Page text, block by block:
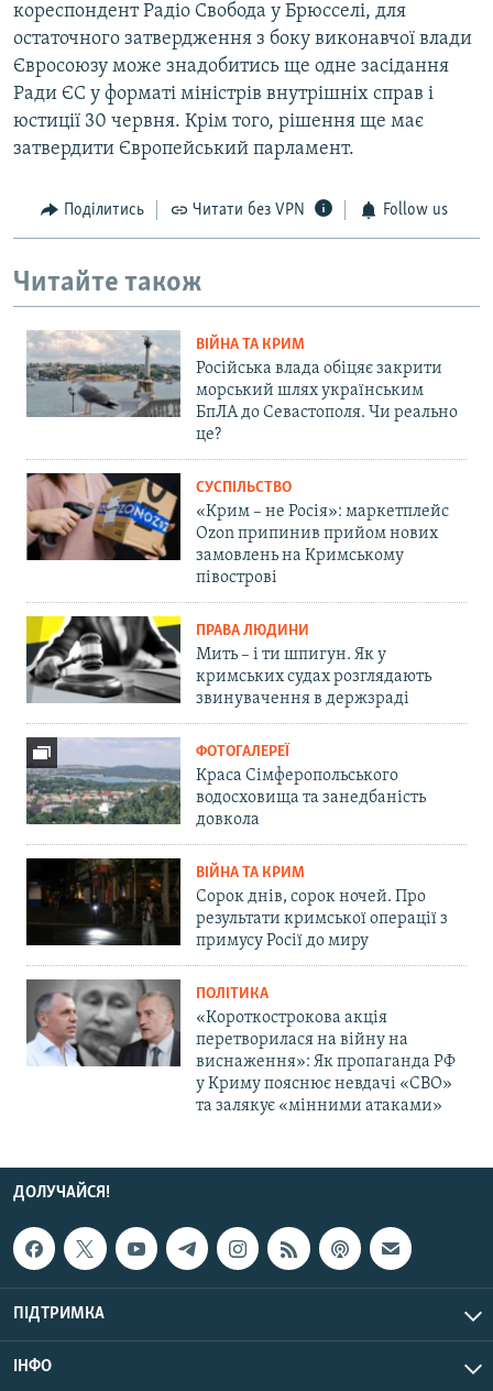
кореспондент Радіо Свобода у Брюсселі, для
остаточного затвердження з боку виконавчої влади
Євросоюзу може знадобитись ще одне засідання
Ради ЄС у форматі міністрів внутрішніх справ і
юстиції 30 червня. Крім того, рішення ще має
затвердити Європейський парламент.
Поділитись Читати без VPN Follow us
Читайте також
ВІЙНА ТА КРИМ
Російська влада обіцяє закрити
морський шлях українським
БпЛА до Севастополя. Чи реально
це?
СУСПІЛЬСТВО
«Крим – не Росія»: маркетплейс
Ozon припинив прийом нових
замовлень на Кримському
півострові
ПРАВА ЛЮДИНИ
Мить – і ти шпигун. Як у
кримських судах розглядають
звинувачення в держзраді
ФОТОГАЛЕРЕЇ
Краса Сімферопольського
водосховища та занедбаність
довкола
ВІЙНА ТА КРИМ
Сорок днів, сорок ночей. Про
результати кримської операції з
примусу Росії до миру
ПОЛІТИКА
«Короткострокова акція
перетворилася на війну на
виснаження»: Як пропаганда РФ
у Криму пояснює невдачі «СВО»
та залякує «мінними атаками»
ДОЛУЧАЙСЯ!
ПІДТРИМКА
ІНФО